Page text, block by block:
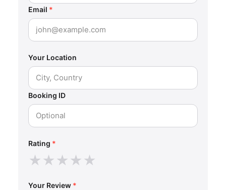
Email *
Your Location
Booking ID
Rating *
★★★★★
Your Review *